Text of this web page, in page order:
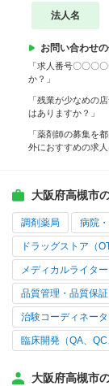
法人名
お問い合わせの
「求人番号〇〇〇
か？」
「残業が少なめの
はありますか？」
「薬剤師の募集を
外におすすめの求
大阪府高槻市
調剤薬局 病院
ドラッグストア（
メディカルライタ
品質管理・品質保
治験コーディネータ
臨床開発（QA、QC
大阪府高槻市